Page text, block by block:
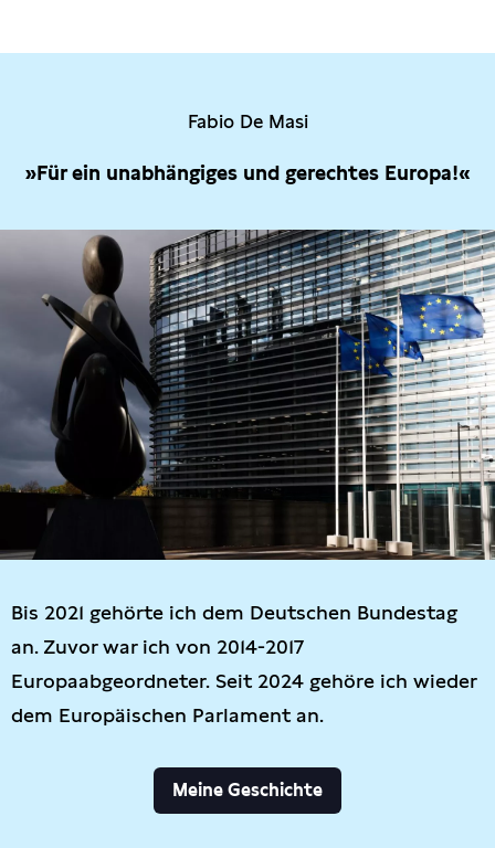
Fabio De Masi
»Für ein unabhängiges und gerechtes Europa!«
Bis 2021 gehörte ich dem Deutschen Bundestag
an. Zuvor war ich von 2014-2017
Europaabgeordneter. Seit 2024 gehöre ich wieder
dem Europäischen Parlament an.
Meine Geschichte